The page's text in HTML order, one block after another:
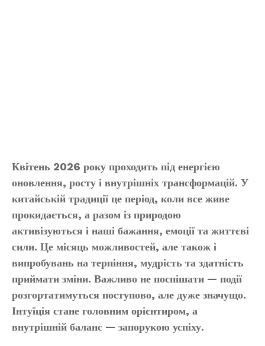
Квітень 2026 року проходить під енергією
оновлення, росту і внутрішніх трансформацій. У
китайській традиції це період, коли все живе
прокидається, а разом із природою
активізуються і наші бажання, емоції та життєві
сили. Це місяць можливостей, але також і
випробувань на терпіння, мудрість та здатність
приймати зміни. Важливо не поспішати — події
розгортатимуться поступово, але дуже значущо.
Інтуїція стане головним орієнтиром, а
внутрішній баланс — запорукою успіху.